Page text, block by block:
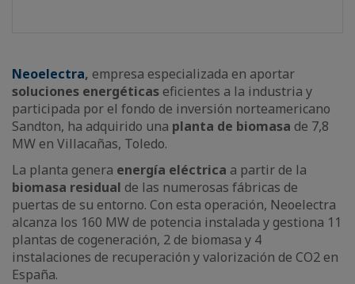
Neoelectra, empresa especializada en aportar
soluciones energéticas eficientes a la industria y
participada por el fondo de inversión norteamericano
Sandton, ha adquirido una planta de biomasa de 7,8
MW en Villacañas, Toledo.
La planta genera energía eléctrica a partir de la
biomasa residual de las numerosas fábricas de
puertas de su entorno. Con esta operación, Neoelectra
alcanza los 160 MW de potencia instalada y gestiona 11
plantas de cogeneración, 2 de biomasa y 4
instalaciones de recuperación y valorización de CO2 en
España.